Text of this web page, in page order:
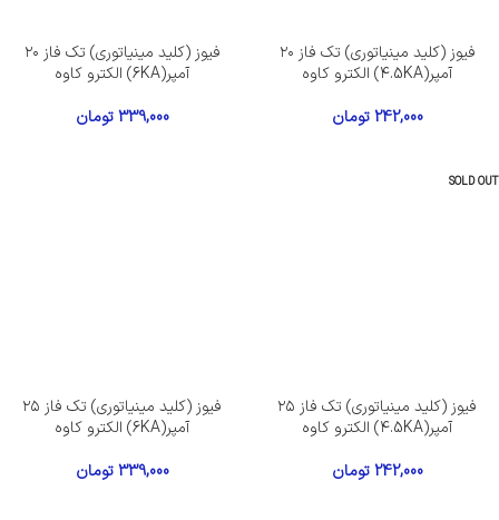
فیوز (کلید مینیاتوری) تک فاز ۲۰
آمپر(۴.5KA) الکترو کاوه
242,000 تومان
فیوز (کلید مینیاتوری) تک فاز ۲۰
آمپر(6KA) الکترو کاوه
339,000 تومان
SOLD OUT
فیوز (کلید مینیاتوری) تک فاز ۲۵
آمپر(۴.5KA) الکترو کاوه
242,000 تومان
فیوز (کلید مینیاتوری) تک فاز ۲۵
آمپر(6KA) الکترو کاوه
339,000 تومان